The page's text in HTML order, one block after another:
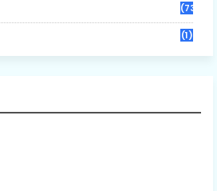
(73)
(1)